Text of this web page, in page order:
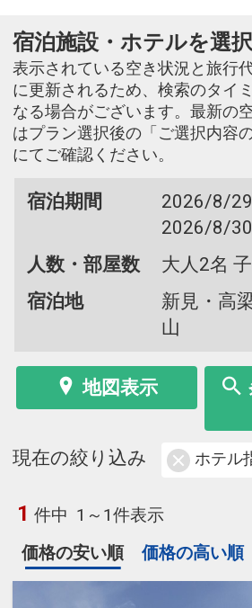
宿泊施設・ホテルを選
表示されている空き状況と旅行
に更新されるため、検索のタイ
なる場合がございます。最新の
はプラン選択後の「ご選択内容
にてご確認ください。
宿泊期間
2026/8/
2026/8/30
人数・部屋数
大人2名
宿泊地
新見・高
山
地図表示
現在の絞り込み ホテル
1 件中 1～1件表示
価格の安い順
価格の高い順